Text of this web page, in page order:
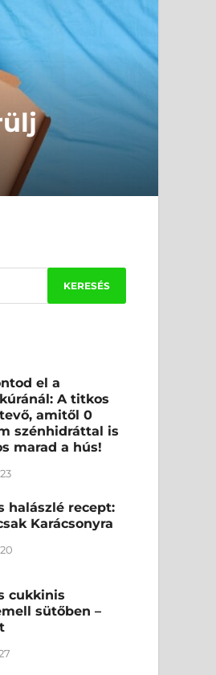
el a
A titkos
amitől 0
szénhidráttal is
marad a hús!
halászlé recept:
Karácsonyra
cukkinis
sütőben –